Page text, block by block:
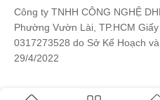
Công ty TNHH CÔNG NGHỆ
Phường Vườn Lài, TP.HCM
0317273528 do Sở Kế Hoạch
29/4/2022